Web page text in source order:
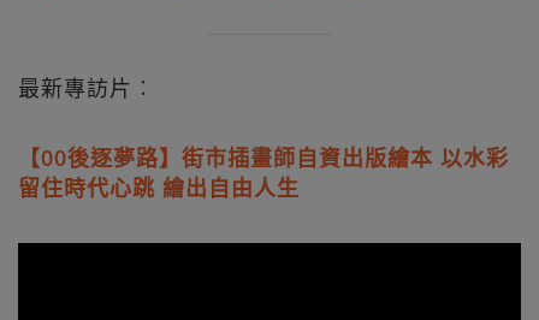
最新專訪片︰
【00後逐夢路】街市插畫師自資出版繪本 以水彩
留住時代心跳 繪出自由人生